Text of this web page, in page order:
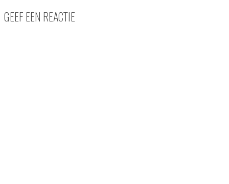
GEEF EEN REACTIE